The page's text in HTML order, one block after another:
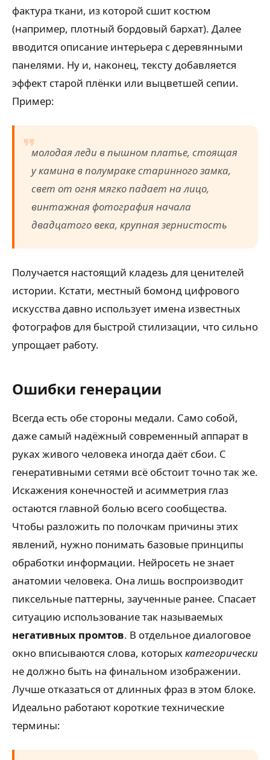
фактура ткани, из которой сшит костюм
(например, плотный бордовый бархат). Далее
вводится описание интерьера с деревянными
панелями. Ну и, наконец, тексту добавляется
эффект старой плёнки или выцветшей сепии.
Пример:
молодая леди в пышном платье, стоящая
у камина в полумраке старинного замка,
свет от огня мягко падает на лицо,
винтажная фотография начала
двадцатого века, крупная зернистость
Получается настоящий кладезь для ценителей
истории. Кстати, местный бомонд цифрового
искусства давно использует имена известных
фотографов для быстрой стилизации, что сильно
упрощает работу.
Ошибки генерации
Всегда есть обе стороны медали. Само собой,
даже самый надёжный современный аппарат в
руках живого человека иногда даёт сбои. С
генеративными сетями всё обстоит точно так же.
Искажения конечностей и асимметрия глаз
остаются главной болью всего сообщества.
Чтобы разложить по полочкам причины этих
явлений, нужно понимать базовые принципы
обработки информации. Нейросеть не знает
анатомии человека. Она лишь воспроизводит
пиксельные паттерны, заученные ранее. Спасает
ситуацию использование так называемых
негативных промтов. В отдельное диалоговое
окно вписываются слова, которыхкатегорически
не должно быть на финальном изображении.
Лучше отказаться от длинных фраз в этом блоке.
Идеально работают короткие технические
термины: